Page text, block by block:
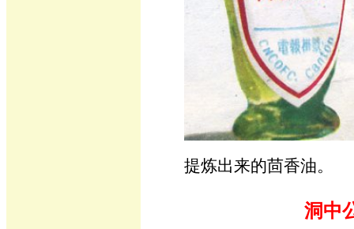
提炼出来的茴香油。
洞中